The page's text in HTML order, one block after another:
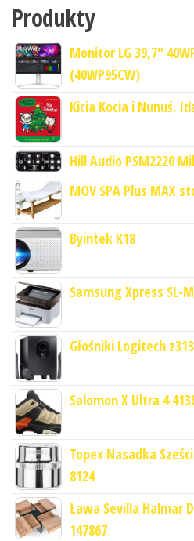
Produkty
Monitor LG 39,7"
(40WP95CW)
Kicia Kocia i Nunuś.
Hill Audio PSM2220
MOV SPA Plus MAX
Byintek K18
Samsung Xpress SL-
Głośniki Logitech
Salomon X Ultra 4
Topex Nasadka
8124
Ława Sevilla Halmar
147867